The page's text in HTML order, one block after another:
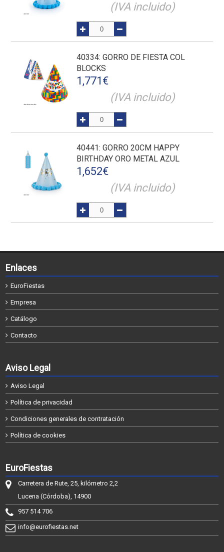
(IVA incluido)
40334: GORRO DE FIESTA COL
BLOCKS
1,771 €
(IVA incluido)
40441: GORRO 20CM HAPPY
BIRTHDAY ORO METAL AZUL
1,652€
(IVA incluido)
Enlaces
EuroFiestas
Empresa
Catálogo
Contacto
Aviso Legal
Aviso Legal
Política de privacidad
Condiciones generales de contratación
Política de cookies
EuroFiestas
Carretera de Rute, 25, kilómetro 2,2
Lucena (Córdoba), 14900
957 514 706
info@eurofiestas.net